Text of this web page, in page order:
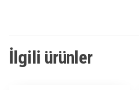
İlgili ürünler